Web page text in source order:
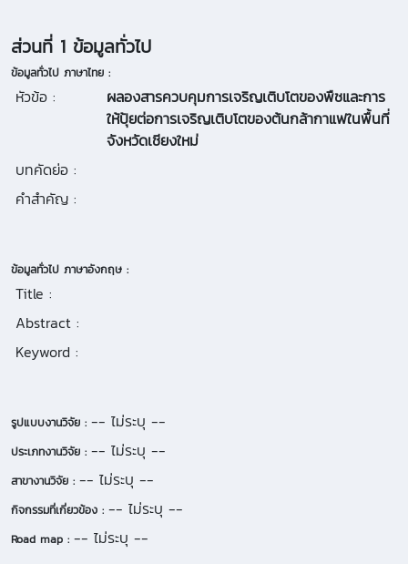
ส่วนที่ 1 ข้อมูลทั่วไป
ข้อมูลทั่วไป ภาษาไทย :
หัวข้อ :
ผลองสารควบคุมการเจริญเติบโตของพืชและการ
ให้ปุ้ยต่อการเจริญเติบโตของต้นกล้ากาแฟในพื้นที่
จังหวัดเชียงใหม่
บทคัดย่อ :
คำสำคัญ :
ข้อมูลทั่วไป ภาษาอังกฤษ :
Title :
Abstract :
Keyword :
รูปแบบงานวิจัย : -- ไม่ระบุ --
ประเภทงานวิจัย : -- ไม่ระบุ --
สาขางานวิจัย : -- ไม่ระบุ --
กิจกรรมที่เกี่ยวข้อง : -- ไม่ระบุ --
Road map : -- ไม่ระบุ --